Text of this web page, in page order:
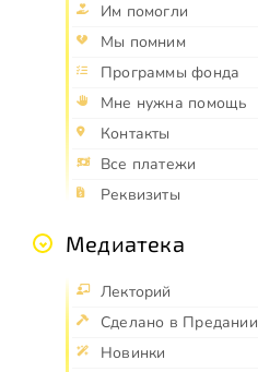
Им помогли
Мы помним
Программы фонда
Мне нужна помощь
Контакты
Все платежи
Реквизиты
Медиатека
Лекторий
Сделано в Предании
Новинки